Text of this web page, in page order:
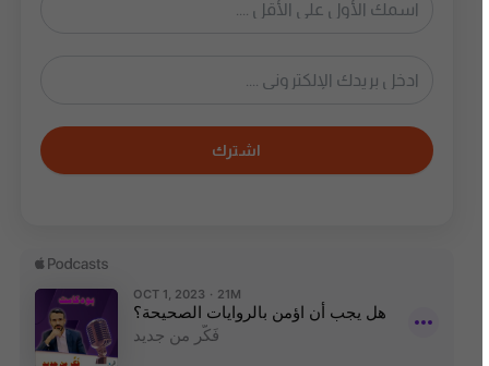
اشترك